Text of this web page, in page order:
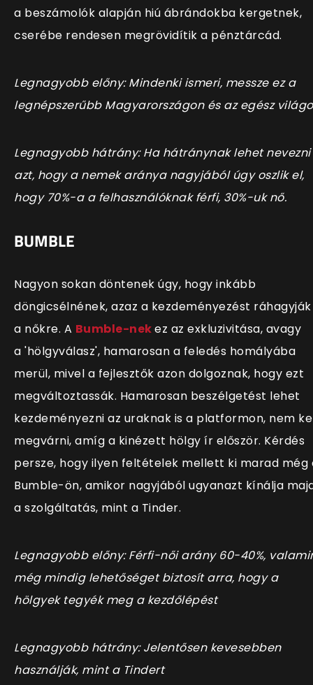
a beszámolók alapján hiú ábrándokba kergetnek,
cserébe rendesen megrövidítik a pénztárcád.
Legnagyobb előny: Mindenki ismeri, messze ez a
legnépszerűbb Magyarországon és az egész
Legnagyobb hátrány: Ha hátránynak lehet nevezni
azt, hogy a nemek aránya nagyjából úgy oszlik el,
hogy 70%-a a felhasználóknak férfi, 30%-uk nő.
BUMBLE
Nagyon sokan döntenek úgy, hogy inkább
döngicsélnének, azaz a kezdeményezést ráhagyják
a nőkre. A Bumble-nekez az exkluzivitása, avagy
a 'hölgyválasz', hamarosan a feledés homályába
merül, mivel a fejlesztők azon dolgoznak, hogy ezt
megváltoztassák. Hamarosan beszélgetést lehet
kezdeményezni az uraknak is a platformon, nem
megvárni, amíg a kinézett hölgy ír először. Kérdés
persze, hogy ilyen feltételek mellett ki marad még
Bumble-ön, amikor nagyjából ugyanazt kínálja
a szolgáltatás, mint a Tinder.
Legnagyobb előny: Férfi-női arány 60-40%,
még mindig lehetőséget biztosít arra, hogy a
hölgyek tegyék meg a kezdőlépést
Legnagyobb hátrány: Jelentősen kevesebben
használják, mint a Tindert